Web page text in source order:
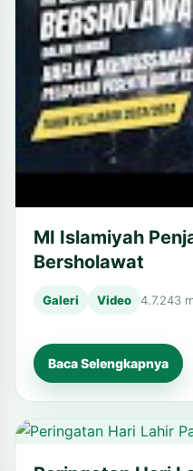
MI Islamiyah
Bersholawat
Galeri Video 4.7.243
Baca Selengkapnya